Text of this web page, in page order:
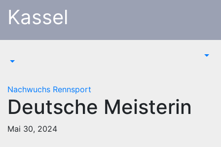
Kassel
Nachwuchs Rennsport
Deutsche Meisterin
Mai 30, 2024